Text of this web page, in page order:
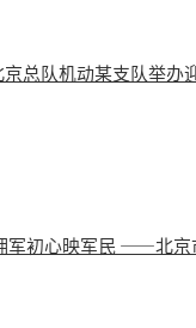
总队机动某支队举办
军初心映军民 ——北京